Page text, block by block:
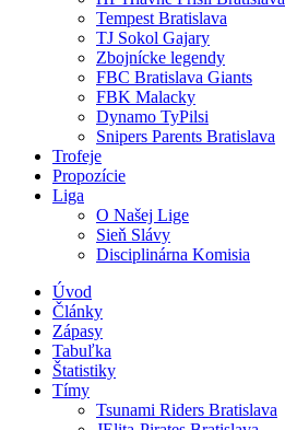
Tempest Bratislava
TJ Sokol Gajary
Zbojnícke legendy
FBC Bratislava Giants
FBK Malacky
Dynamo TyPilsi
Snipers Parents Bratislava
Trofeje
Propozície
Liga
O Našej Lige
Sieň Slávy
Disciplinárna Komisia
Úvod
Články
Zápasy
Tabuľka
Štatistiky
Tímy
Tsunami Riders Bratislava